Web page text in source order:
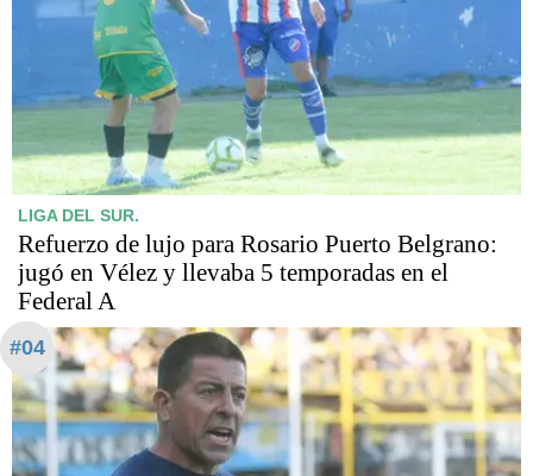
LIGA DEL SUR.
Refuerzo de lujo para Rosario Puerto Belgrano:
jugó en Vélez y llevaba 5 temporadas en el
Federal A
#04